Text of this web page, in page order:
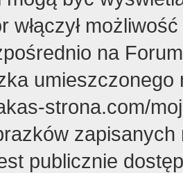
włączył
na
strona.com/
publicznie